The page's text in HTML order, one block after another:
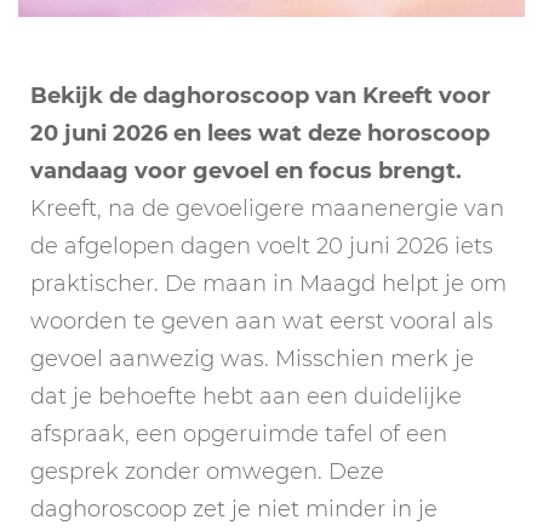
Bekijk de daghoroscoop van Kreeft voor
20 juni 2026 en lees wat deze horoscoop
vandaag voor gevoel en focus brengt.
Kreeft, na de gevoeligere maanenergie van
de afgelopen dagen voelt 20 juni 2026 iets
praktischer. De maan in Maagd helpt je om
woorden te geven aan wat eerst vooral als
gevoel aanwezig was. Misschien merk je
dat je behoefte hebt aan een duidelijke
afspraak, een opgeruimde tafel of een
gesprek zonder omwegen. Deze
daghoroscoop zet je niet minder in je